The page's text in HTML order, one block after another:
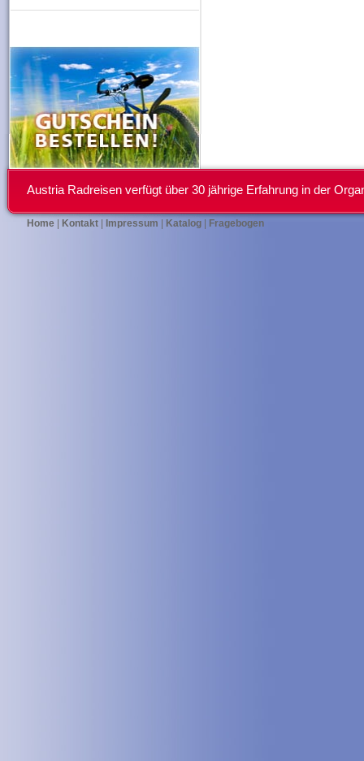
Austria Radreisen verfügt über 30 jährige Erfahrung in der
Home| Kontakt| Impressum Katalog| Fragebogen